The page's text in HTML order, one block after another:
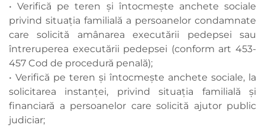
• Verifică pe teren şi întocmeşte anchete sociale
privind situaţia familială a persoanelor condamnate
care solicită amânarea executării pedepsei sau
întreruperea executării pedepsei (conform art 453-
457 Cod de procedură penală);
• Verifică pe teren şi întocmeşte anchete sociale, la
solicitarea instanţei, privind situaţia familială şi
financiară a persoanelor care solicită ajutor public
judiciar;